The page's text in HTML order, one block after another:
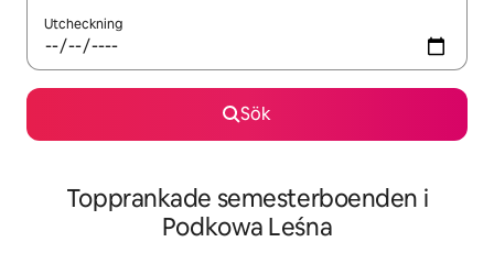
Utcheckning
Sök
Topprankade semesterboenden i
Podkowa Leśna